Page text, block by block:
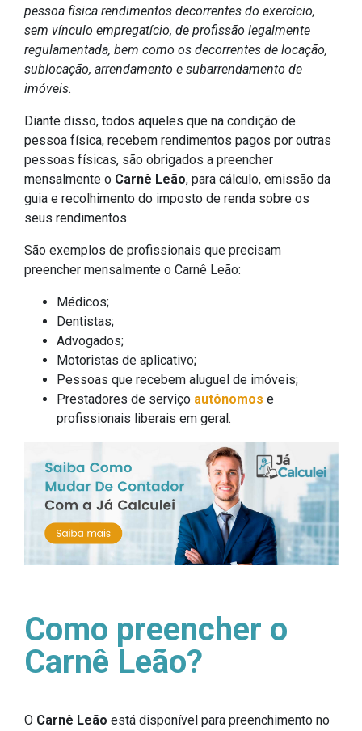
pessoa física rendimentos decorrentes do exercício,
sem vínculo empregatício, de profissão legalmente
regulamentada, bem como os decorrentes de locação,
sublocação, arrendamento e subarrendamento de
imóveis.
Diante disso, todos aqueles que na condição de
pessoa física, recebem rendimentos pagos por outras
pessoas físicas, são obrigados a preencher
mensalmente o Carnê Leão, para cálculo, emissão da
guia e recolhimento do imposto de renda sobre os
seus rendimentos.
São exemplos de profissionais que precisam
preencher mensalmente o Carnê Leão:
Médicos;
Dentistas;
Advogados;
Motoristas de aplicativo;
Pessoas que recebem aluguel de imóveis;
Prestadores de serviço autônomos e
profissionais liberais em geral.
Como preencher o
Carnê Leão?
O Carnê Leão está disponível para preenchimento no